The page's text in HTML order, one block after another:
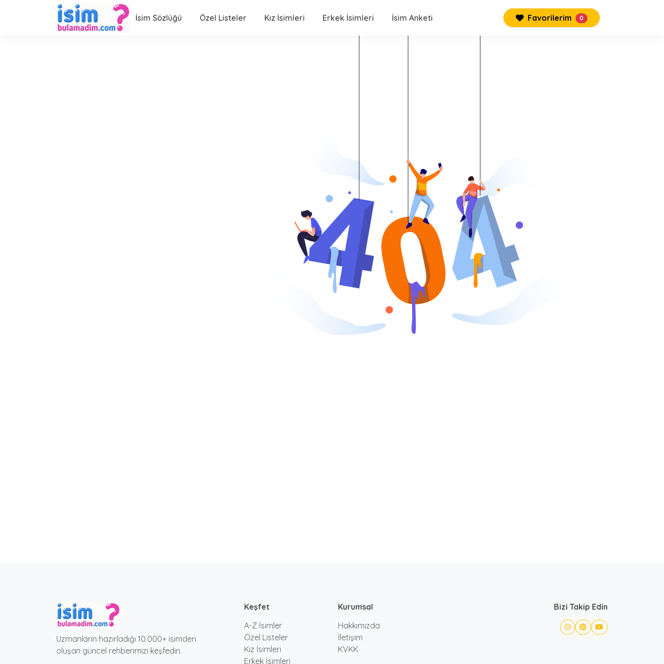
İsim Sözlüğü Özel Listeler Kız İsimleri Erkek İsimleri İsim Anketi Favorilerim 0
Uzmanların hazırladığı 10.000+ isimden
oluşan güncel rehberimizi keşfedin.
Keşfet
A-Z İsimler
Özel Listeler
Kız İsimleri
Erkek İsimleri
Kurumsal
Hakkımızda
İletişim
KVKK
Bizi Takip Edin